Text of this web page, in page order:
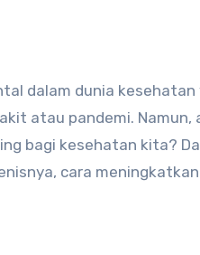
atau pandemi. Namun,
bagi kesehatan kita?
cara